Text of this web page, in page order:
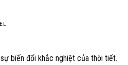
biến đổi khắc nghiệt của thời tiết.